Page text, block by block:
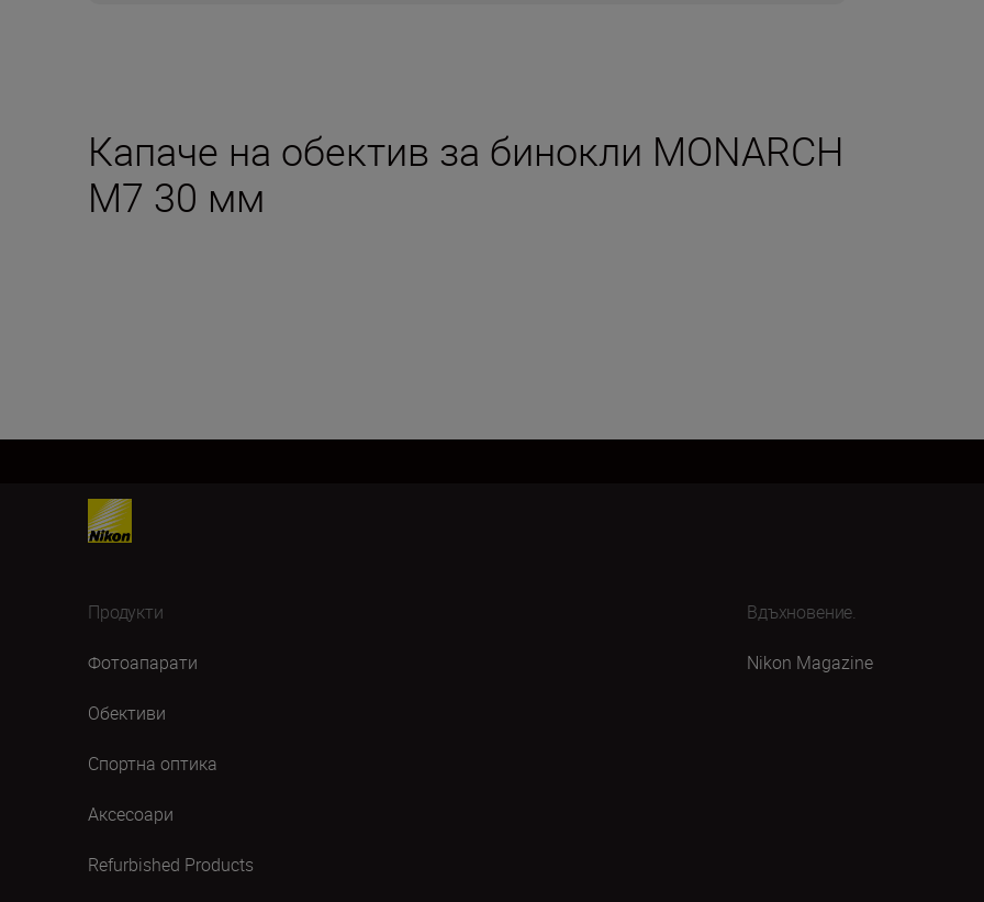
Капаче на обектив за бинокли MONARCH
M7 30 мм
Продукти
Фотоапарати
Обективи
Спортна оптика
Аксесоари
Refurbished Products
Вдъхновение.
Nikon Magazine